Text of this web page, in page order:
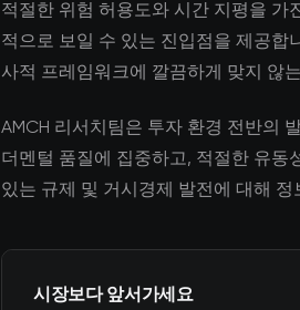
적절한 위험 허용도와 시간 지평을 가
적으로 보일 수 있는 진입점을 제공합
사적 프레임워크에 깔끔하게 맞지 않
AMCH 리서치팀은 투자 환경 전반의
더멘털 품질에 집중하고, 적절한 유동
있는 규제 및 거시경제 발전에 대해
시장보다 앞서가세요